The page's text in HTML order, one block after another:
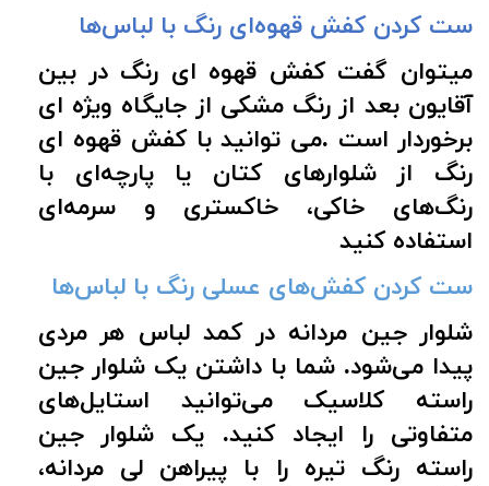
ست کردن کفش قهوه‌ای رنگ با لباس‌ها
میتوان گفت کفش قهوه ای رنگ در بین
آقایون بعد از رنگ مشکی از جایگاه ویژه ای
برخوردار است .می توانید با کفش قهوه ای
رنگ از شلوارهای کتان یا پارچه‌ای با
رنگ‌های خاکی، خاکستری و سرمه‌ای
استفاده کنید
ست کردن کفش‌های عسلی رنگ با لباس‌ها
شلوار جین مردانه در کمد لباس هر مردی
پیدا می‌شود. شما با داشتن یک شلوار جین
راسته کلاسیک می‌توانید استایل‌های
متفاوتی را ایجاد کنید. یک شلوار جین
راسته رنگ تیره را با پیراهن لی مردانه،